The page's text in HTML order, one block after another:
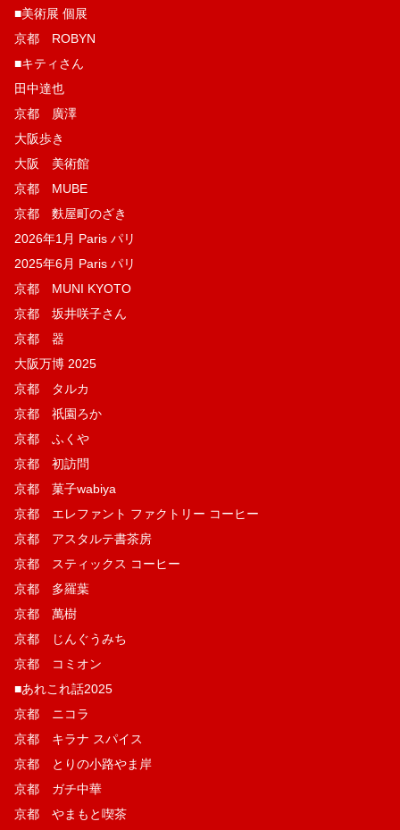
■美術展 個展
京都 ROBYN
■キティさん
田中達也
京都 廣澤
大阪歩き
大阪 美術館
京都 MUBE
京都 麩屋町のざき
2026年1月 Paris パリ
2025年6月 Paris パリ
京都 MUNI KYOTO
京都 坂井咲子さん
京都 器
大阪万博 2025
京都 タルカ
京都 祇園ろか
京都 ふくや
京都 初訪問
京都 菓子wabiya
京都 エレファント ファクトリー コーヒー
京都 アスタルテ書茶房
京都 スティックス コーヒー
京都 多羅葉
京都 萬樹
京都 じんぐうみち
京都 コミオン
■あれこれ話2025
京都 ニコラ
京都 キラナ スパイス
京都 とりの小路やま岸
京都 ガチ中華
京都 やまもと喫茶